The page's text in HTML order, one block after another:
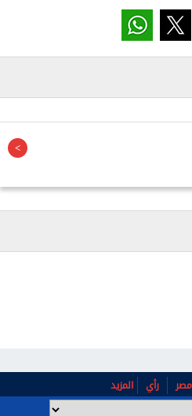
ينتهي عقد صاحب الـ 26 عامًا مع نيوكاسل، في يونيو من
معه النادي الإنجليزي، في يونيو
شارك تونالي مع نيوكاسل في 110 مباراة، سجل 10
مصر رأي المزيد